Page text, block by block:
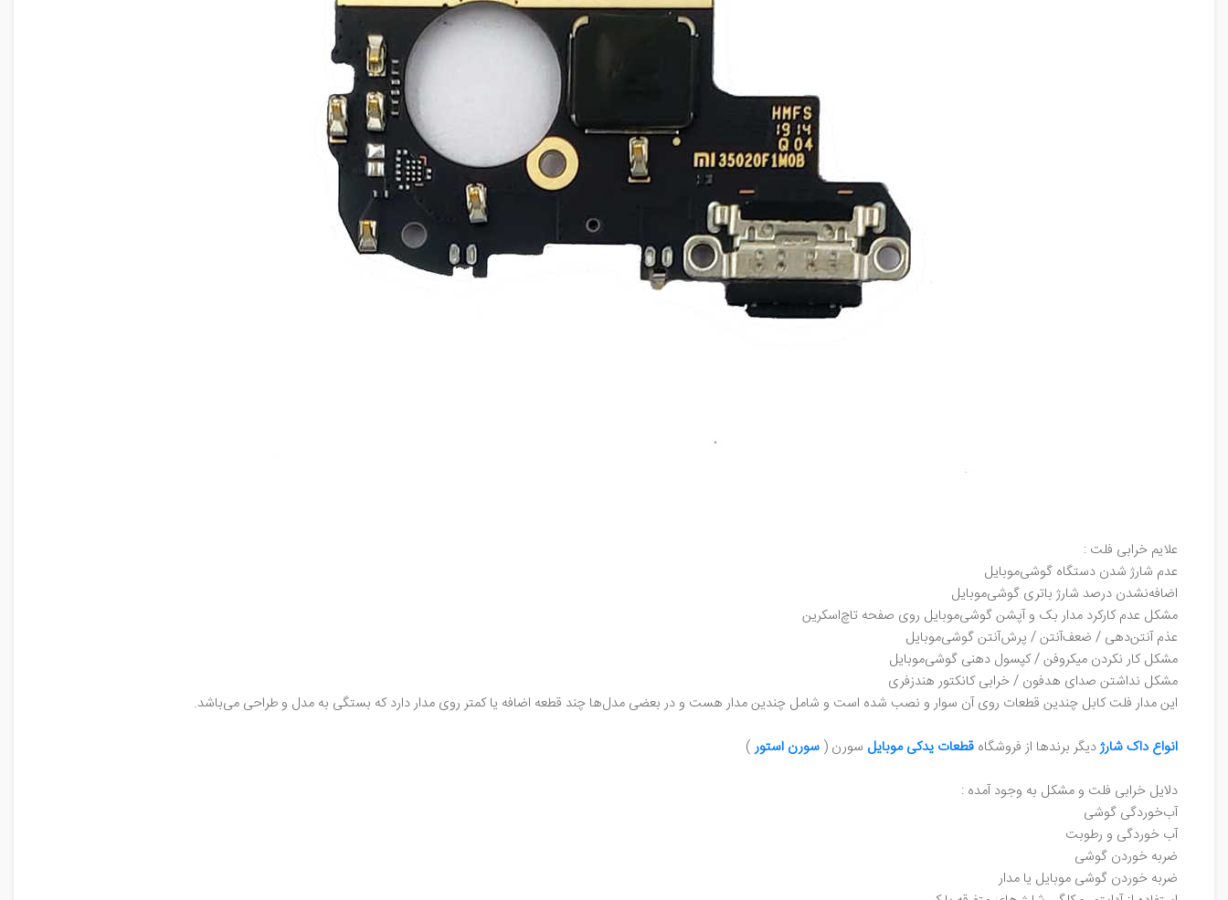
علایم خرابی فلت :
عدم شارژ شدن دستگاه گوشی‌موبایل
اضافه‌نشدن درصد شارژ باتری گوشی‌موبایل
مشکل عدم کارکرد مدار بک و آپشن گوشی‌موبایل روی صفحه تاچ‌اسکرین
عذم آنتن‌دهی / ضعف‌آنتن / پرش‌آنتن گوشی‌موبایل
مشکل کار نکردن میکروفن / کپسول دهنی گوشی‌موبایل
مشکل نداشتن صدای هدفون / خرابی کانکتور هندزفری
این مدار فلت کابل چندین قطعات روی آن سوار و نصب شده است و شامل چندین مدار هست و در بعضی مدل‌ها چند قطعه اضافه یا کمتر روی مدار دارد که بستگی به مدل و طراحی می‌باشد.
انواع داک شارژدیگر برند‌ها از فروشگاه قطعات یدکی موبایل سورن ( سورن استور )
دلایل خرابی فلت و مشکل به وجود آمده :
آب‌خوردگی گوشی
آب‌ خوردگی و رطوبت
ضربه خوردن گوشی
ضربه خوردن گوشی موبایل یا مدار